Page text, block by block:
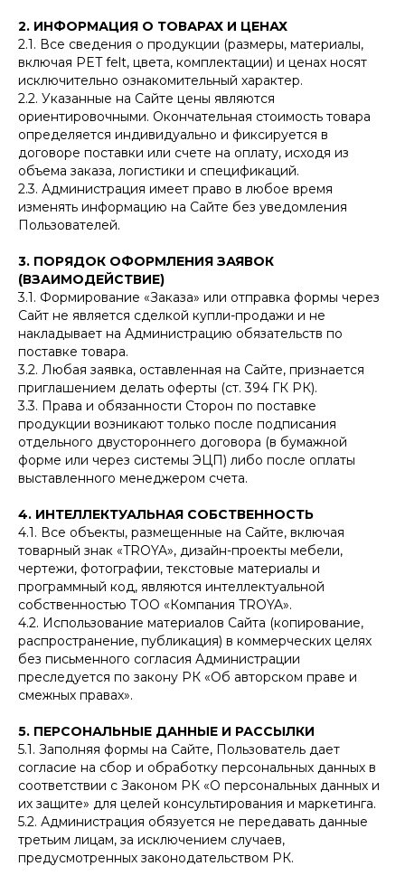
2. ИНФОРМАЦИЯ О ТОВАРАХ И ЦЕНАХ
2.1. Все сведения о продукции (размеры, материалы,
включая PET felt, цвета, комплектации) и ценах носят
исключительно ознакомительный характер.
2.2. Указанные на Сайте цены являются
ориентировочными. Окончательная стоимость товара
определяется индивидуально и фиксируется в
договоре поставки или счете на оплату, исходя из
объема заказа, логистики и спецификаций.
2.3. Администрация имеет право в любое время
изменять информацию на Сайте без уведомления
Пользователей.
3. ПОРЯДОК ОФОРМЛЕНИЯ ЗАЯВОК
(ВЗАИМОДЕЙСТВИЕ)
3.1. Формирование «Заказа» или отправка формы через
Сайт не является сделкой купли-продажи и не
накладывает на Администрацию обязательств по
поставке товара.
3.2. Любая заявка, оставленная на Сайте, признается
приглашением делать оферты (ст. 394 ГК РК).
3.3. Права и обязанности Сторон по поставке
продукции возникают только после подписания
отдельного двустороннего договора (в бумажной
форме или через системы ЭЦП) либо после оплаты
выставленного менеджером счета.
4. ИНТЕЛЛЕКТУАЛЬНАЯ СОБСТВЕННОСТЬ
4.1. Все объекты, размещенные на Сайте, включая
товарный знак «TROYA», дизайн-проекты мебели,
чертежи, фотографии, текстовые материалы и
программный код, являются интеллектуальной
собственностью ТОО «Компания TROYA».
4.2. Использование материалов Сайта (копирование,
распространение, публикация) в коммерческих целях
без письменного согласия Администрации
преследуется по закону РК «Об авторском праве и
смежных правах».
5. ПЕРСОНАЛЬНЫЕ ДАННЫЕ И РАССЫЛКИ
5.1. Заполняя формы на Сайте, Пользователь дает
согласие на сбор и обработку персональных данных в
соответствии с Законом РК «О персональных данных и
их защите» для целей консультирования и маркетинга.
5.2. Администрация обязуется не передавать данные
третьим лицам, за исключением случаев,
предусмотренных законодательством РК.